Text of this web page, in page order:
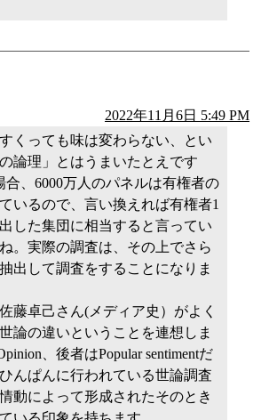
2022年11月6日 5:49 PM
くっても味は変わらない、とい
論理」とはうまいたとえです
合、6000万人のパネルは有権者の
いるので、言い換えれば有権者1
した集団に相当すると言ってい
。実際の調査は、その上でさら
出して調査をすることになりま
藤卓己さん(メディア史）がよく
論の違いということを連想しま
、後者はPopular sentimentだ
んぱんに行われている世論調査
動によって形成されたそのとき